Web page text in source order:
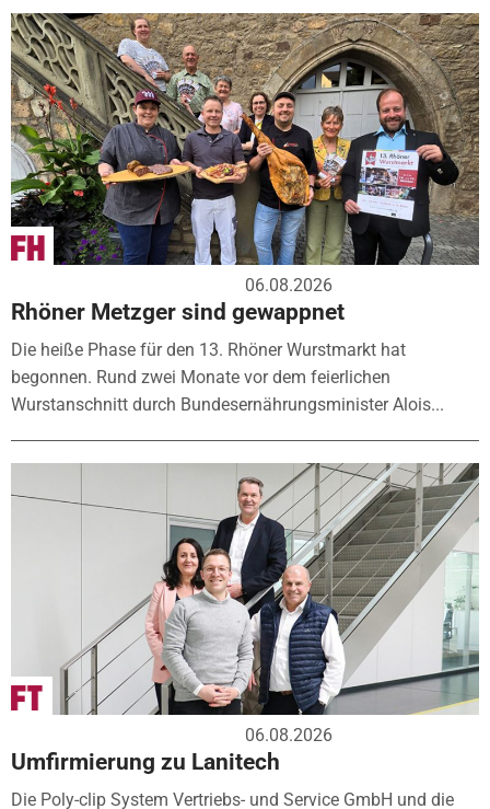
06.08.2026
Rhöner Metzger sind gewappnet
Die heiße Phase für den 13. Rhöner Wurstmarkt hat
begonnen. Rund zwei Monate vor dem feierlichen
Wurstanschnitt durch Bundesernährungsminister Alois...
06.08.2026
Umfirmierung zu Lanitech
Die Poly-clip System Vertriebs- und Service GmbH und die